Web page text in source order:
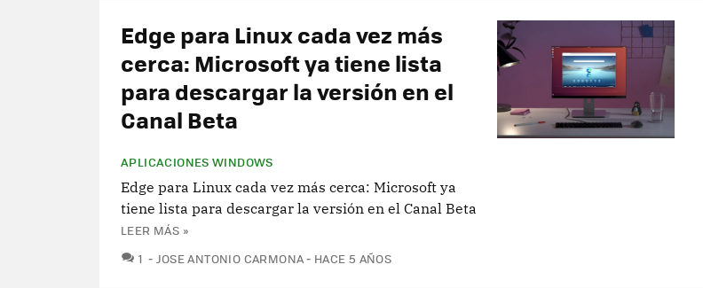
Edge para Linux cada vez más
cerca: Microsoft ya tiene lista
para descargar la versión en el
Canal Beta
APLICACIONES WINDOWS
Edge para Linux cada vez más cerca: Microsoft ya
tiene lista para descargar la versión en el Canal Beta
LEER MÁS »
1 COMENTARIOS
JOSE ANTONIO CARMONA HACE 5 AÑOS